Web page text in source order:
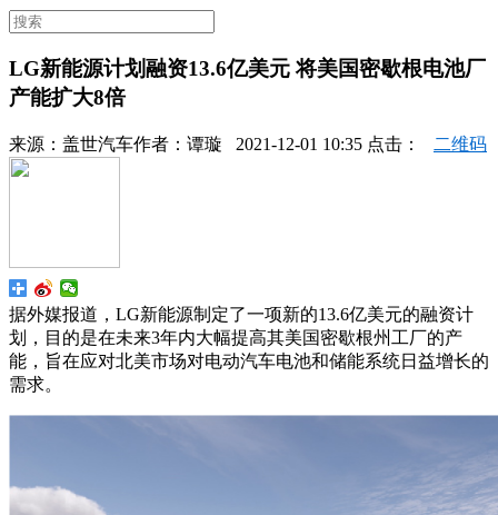
LG新能源计划融资13.6亿美元 将美国密歇根电池厂
产能扩大8倍
来源： 盖世汽车作者： 谭璇 2021-12-01 10:35 点击： 二维码
据外媒报道，LG新能源制定了一项新的13.6亿美元的融资计
划，目的是在未来3年内大幅提高其美国密歇根州工厂的产
能，旨在应对北美市场对电动汽车电池和储能系统日益增长的
需求。